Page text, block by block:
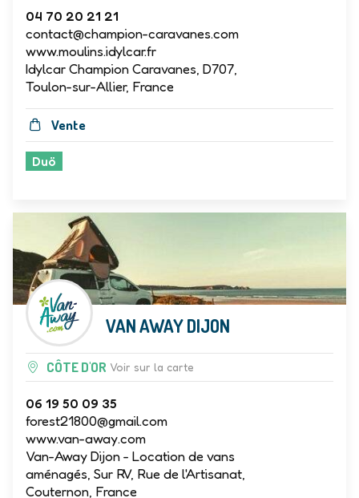
04 70 20 21 21
contact@champion-caravanes.com
www.moulins.idylcar.fr
Idylcar Champion Caravanes, D707,
Vente
Duö
VAN AWAY DIJON
CÔTE D'OR Voir sur la carte
06 19 50 09 35
forest21800@gmail.com
www.van-away.com
Van-Away Dijon - Location de vans
aménagés, Sur RV, Rue de l'Artisanat,